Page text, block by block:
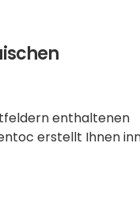
enthaltenen
erstellt Ihnen